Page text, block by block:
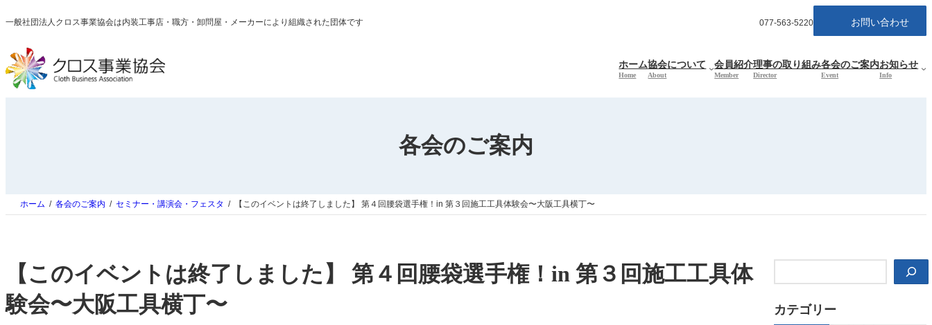
容
ス
キ
ッ
一般社団法人クロス事業協会は内装工事店・職方・卸問屋・メーカーにより組織された団体です 077-563-5220 お問い合わせ
ホーム
Home
協会について
About
会員紹介
Member
理事の取り組み
Director
各会のご案内
Event
お知らせ
Info
各会のご案内
ホーム 各会のご案内 セミナー・講演会・フェスタ 【このイベントは終了しました】 第４回腰袋選手権！in 第３回施工工具体験会〜大阪工具横丁〜
【このイベントは終了しました】 第４回腰袋選手権！in 第３回施工工具体
験会〜大阪工具横丁〜
カテゴリー